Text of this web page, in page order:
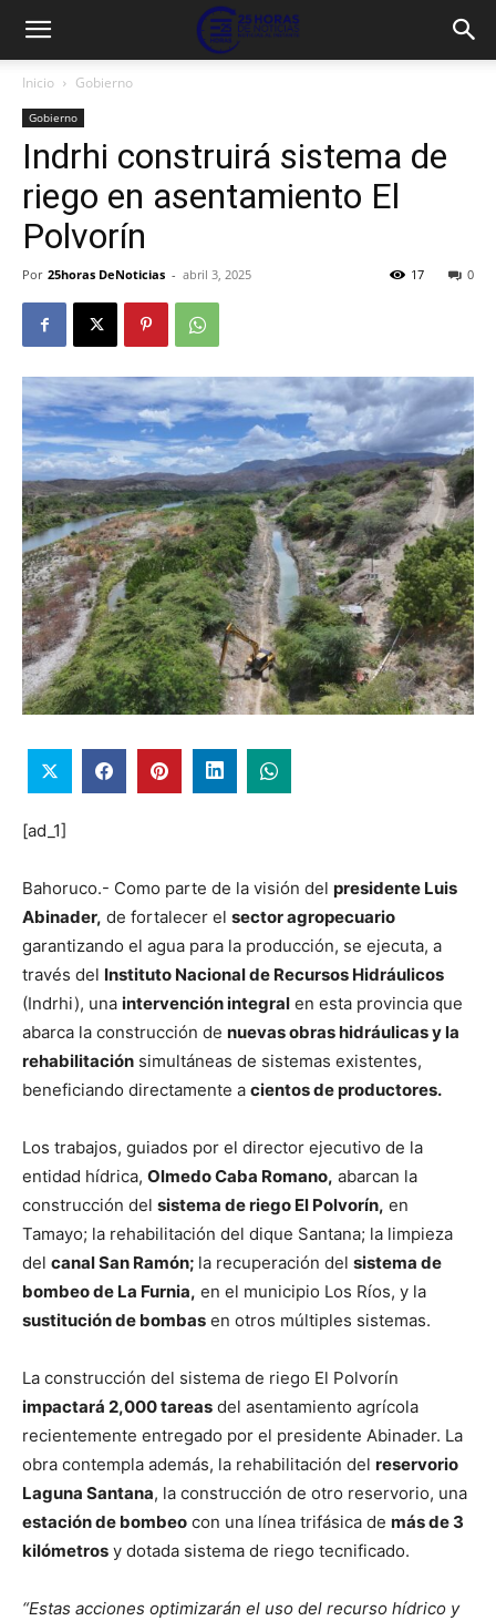
Inicio Gobierno
Gobierno
Indrhi construirá sistema de
riego en asentamiento El
Polvorín
Por 25horas DeNoticias - abril 3, 2025 0
17
[ad_1]
Bahoruco.- Como parte de la visión del presidente Luis
Abinader, de fortalecer el sector agropecuario
garantizando el agua para la producción, se ejecuta, a
través del Instituto Nacional de Recursos Hidráulicos
(Indrhi), una intervención integral en esta provincia que
abarca la construcción de nuevas obras hidráulicas y la
rehabilitación simultáneas de sistemas existentes,
beneficiando directamente a cientos de productores.
Los trabajos, guiados por el director ejecutivo de la
entidad hídrica, Olmedo Caba Romano, abarcan la
construcción del sistema de riego El Polvorín, en
Tamayo; la rehabilitación del dique Santana; la limpieza
del canal San Ramón; la recuperación del sistema de
bombeo de La Furnia, en el municipio Los Ríos, y la
sustitución de bombas en otros múltiples sistemas.
La construcción del sistema de riego El Polvorín
impactará 2,000 tareas del asentamiento agrícola
recientemente entregado por el presidente Abinader. La
obra contempla además, la rehabilitación del reservorio
Laguna Santana, la construcción de otro reservorio, una
estación de bombeo con una línea trifásica de más de 3
kilómetros y dotada sistema de riego tecnificado.
“Estas acciones optimizarán el uso del recurso hídrico y